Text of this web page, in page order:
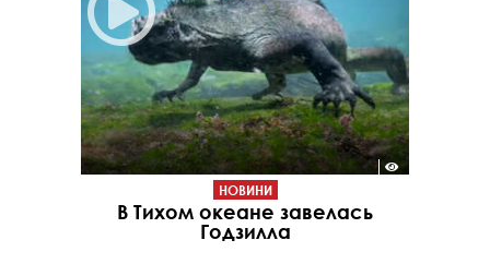
НОВИНИ
В Тихом океане завелась
Годзилла